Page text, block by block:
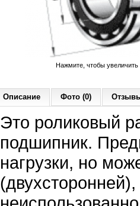
Нажмите, чтобы увеличить
Описание Фото (0)
Это роликовый
подшипник.
нагрузки, но